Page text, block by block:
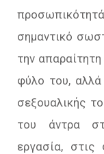
σημαντικό
την
φύλο του,
σεξουαλικής
του άντρα
εργασία, στις